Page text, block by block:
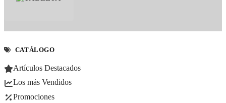
CATÁLOGO
Artículos Destacados
Los más Vendidos
Promociones